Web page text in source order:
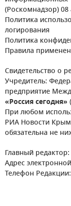
(Роскомнадзор) 08
Политика
логирования
Политика
Правила
Свидетельство о
Учредитель:
предприятие
«Россия сегодня»
При любом
РИА Новости
обязательна не
Главный редактор:
Адрес
Телефон Редакции: